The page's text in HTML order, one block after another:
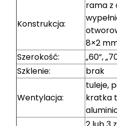
Konstrukcja:
rama z
8×2
Szerokość:
„60”,
Szklenie:
brak
Wentylacja:
tuleje,
kratka